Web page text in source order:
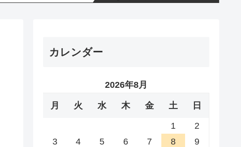
カレンダー
2026年8月
月 火 水 木 金 土 日
1
2
3
4 5 6 7 8
9